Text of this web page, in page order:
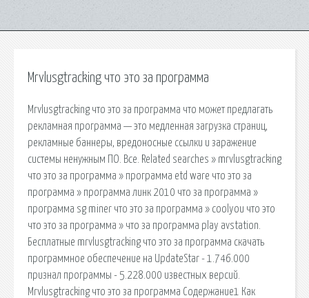
Mrvlusgtracking что это за программа
Mrvlusgtracking что это за программа что может предлагать
рекламная программа — это медленная загрузка страниц,
рекламные баннеры, вредоносные ссылки и заражение
системы ненужным ПО. Все. Related searches » mrvlusgtracking
что это за программа » программа etd ware что это за
программа » программа линк 2010 что за программа »
программа sg miner что это за программа » coolyou что это
что это за программа » что за программа play avstation.
Бесплатные mrvlusgtracking что это за программа скачать
программное обеспечение на UpdateStar - 1.746.000
признал программы - 5.228.000 известных версий.
Mrvlusgtracking что это за программа Содержание1 Как